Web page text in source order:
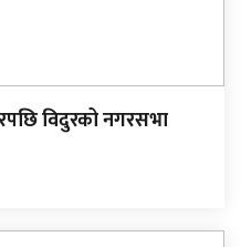
विदुरको नगरसभा